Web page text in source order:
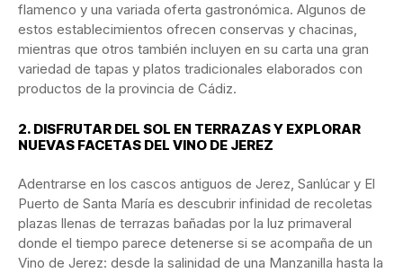
flamenco y una variada oferta gastronómica. Algunos de
estos establecimientos ofrecen conservas y chacinas,
mientras que otros también incluyen en su carta una gran
variedad de tapas y platos tradicionales elaborados con
productos de la provincia de Cádiz.
2. DISFRUTAR DEL SOL EN TERRAZAS Y EXPLORAR
NUEVAS FACETAS DEL VINO DE JEREZ
Adentrarse en los cascos antiguos de Jerez, Sanlúcar y El
Puerto de Santa María es descubrir infinidad de recoletas
plazas llenas de terrazas bañadas por la luz primaveral
donde el tiempo parece detenerse si se acompaña de un
Vino de Jerez: desde la salinidad de una Manzanilla hasta la